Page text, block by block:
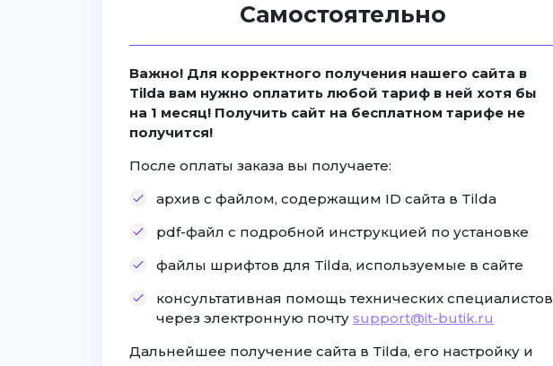
Самостоятельно
Важно! Для корректного получения нашего сайта в
Tilda вам нужно оплатить любой тариф в ней хотя бы
на 1 месяц! Получить сайт на бесплатном тарифе не
получится!
После оплаты заказа вы получаете:
архив с файлом, содержащим ID сайта в Tilda
pdf-файл с подробной инструкцией по установке
файлы шрифтов для Tilda, используемые в сайте
консультативная помощь технических специалистов
через электронную почту support@it-butik.ru
Дальнейшее получение сайта в Tilda, его настройку и